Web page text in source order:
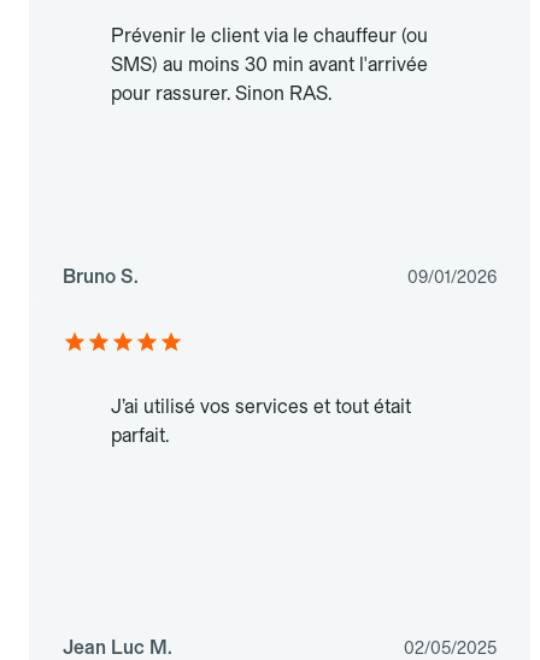
Prévenir le client via le chauffeur (ou
SMS) au moins 30 min avant l'arrivée
pour rassurer. Sinon RAS.
Bruno S. 09/01/2026
J’ai utilisé vos services et tout était
parfait.
Jean Luc M. 02/05/2025